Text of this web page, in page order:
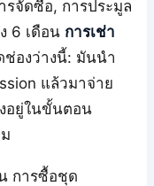
จัดซื้อ, การประมูล
6 เดือน การเช่า
ช่องว่างนี้: มันนำ
แล้วมาจ่าย
อยู่ในขั้นตอน
การซื้อชุด